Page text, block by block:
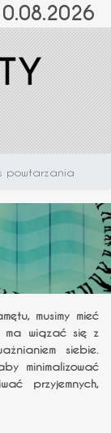
powtarzania
musimy mieć
ma wiązać się z
siebie.
minimalizować
przyjemnych,